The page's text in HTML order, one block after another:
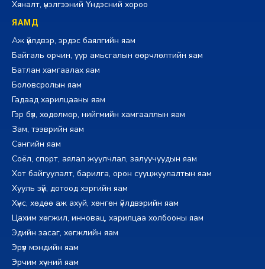
Хяналт, үнэлгээний Үндэсний хороо
ЯАМД
Аж үйлдвэр, эрдэс баялгийн яам
Байгаль орчин, уур амьсгалын өөрчлөлтийн яам
Батлан хамгаалах яам
Боловсролын яам
Гадаад харилцааны яам
Гэр бүл, хөдөлмөр, нийгмийн хамгааллын яам
Зам, тээврийн яам
Сангийн яам
Соёл, спорт, аялал жуулчлал, залуучуудын яам
Хот байгуулалт, барилга, орон сууцжуулалтын яам
Хууль зүй, дотоод хэргийн яам
Хүнс, хөдөө аж ахуй, хөнгөн үйлдвэрийн яам
Цахим хөгжил, инновац, харилцаа холбооны яам
Эдийн засаг, хөгжлийн яам
Эрүүл мэндийн яам
Эрчим хүчний яам